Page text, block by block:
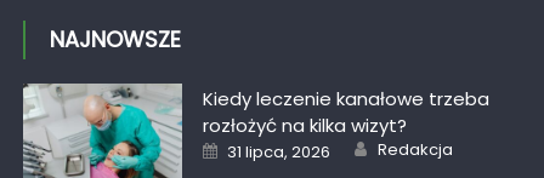
NAJNOWSZE
Kiedy leczenie kanałowe trzeba
rozłożyć na kilka wizyt?
Posted
on
31 lipca, 2026 Author
Redakcja